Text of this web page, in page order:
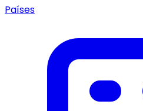
Países